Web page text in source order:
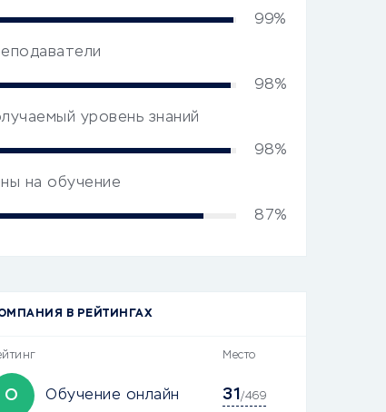
99%
98%
уровень знаний
98%
на обучение
87%
В РЕЙТИНГАХ
Место
О Обучение онлайн 31 /469